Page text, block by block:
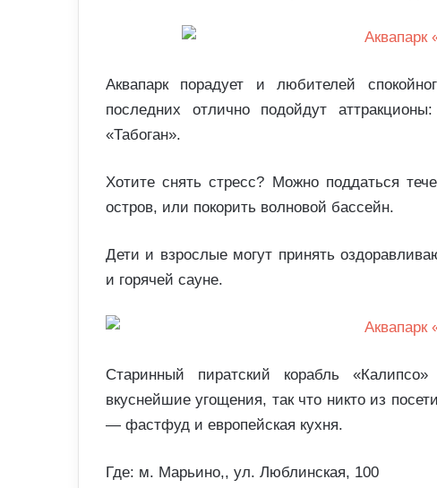
Аквапарк порадует и любителей
последних отлично подойдут
«Табоган».
Хотите снять стресс? Можно поддаться
остров, или покорить волновой бассейн.
Дети и взрослые могут принять
и горячей сауне.
Старинный пиратский корабль
вкуснейшие угощения, так что никто из
— фастфуд и европейская кухня.
Где: м. Марьино,, ул. Люблинская, 100